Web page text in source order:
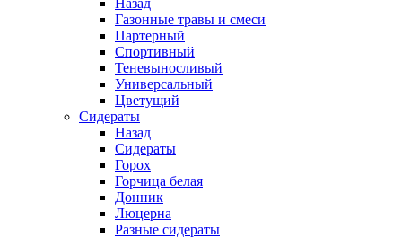
Назад
Газонные травы и смеси
Партерный
Спортивный
Теневыносливый
Универсальный
Цветущий
Сидераты
Назад
Сидераты
Горох
Горчица белая
Донник
Люцерна
Разные сидераты